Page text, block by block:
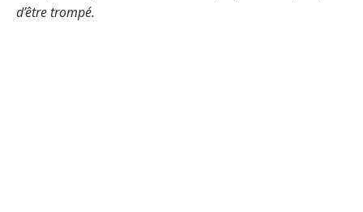
d’être trompé.